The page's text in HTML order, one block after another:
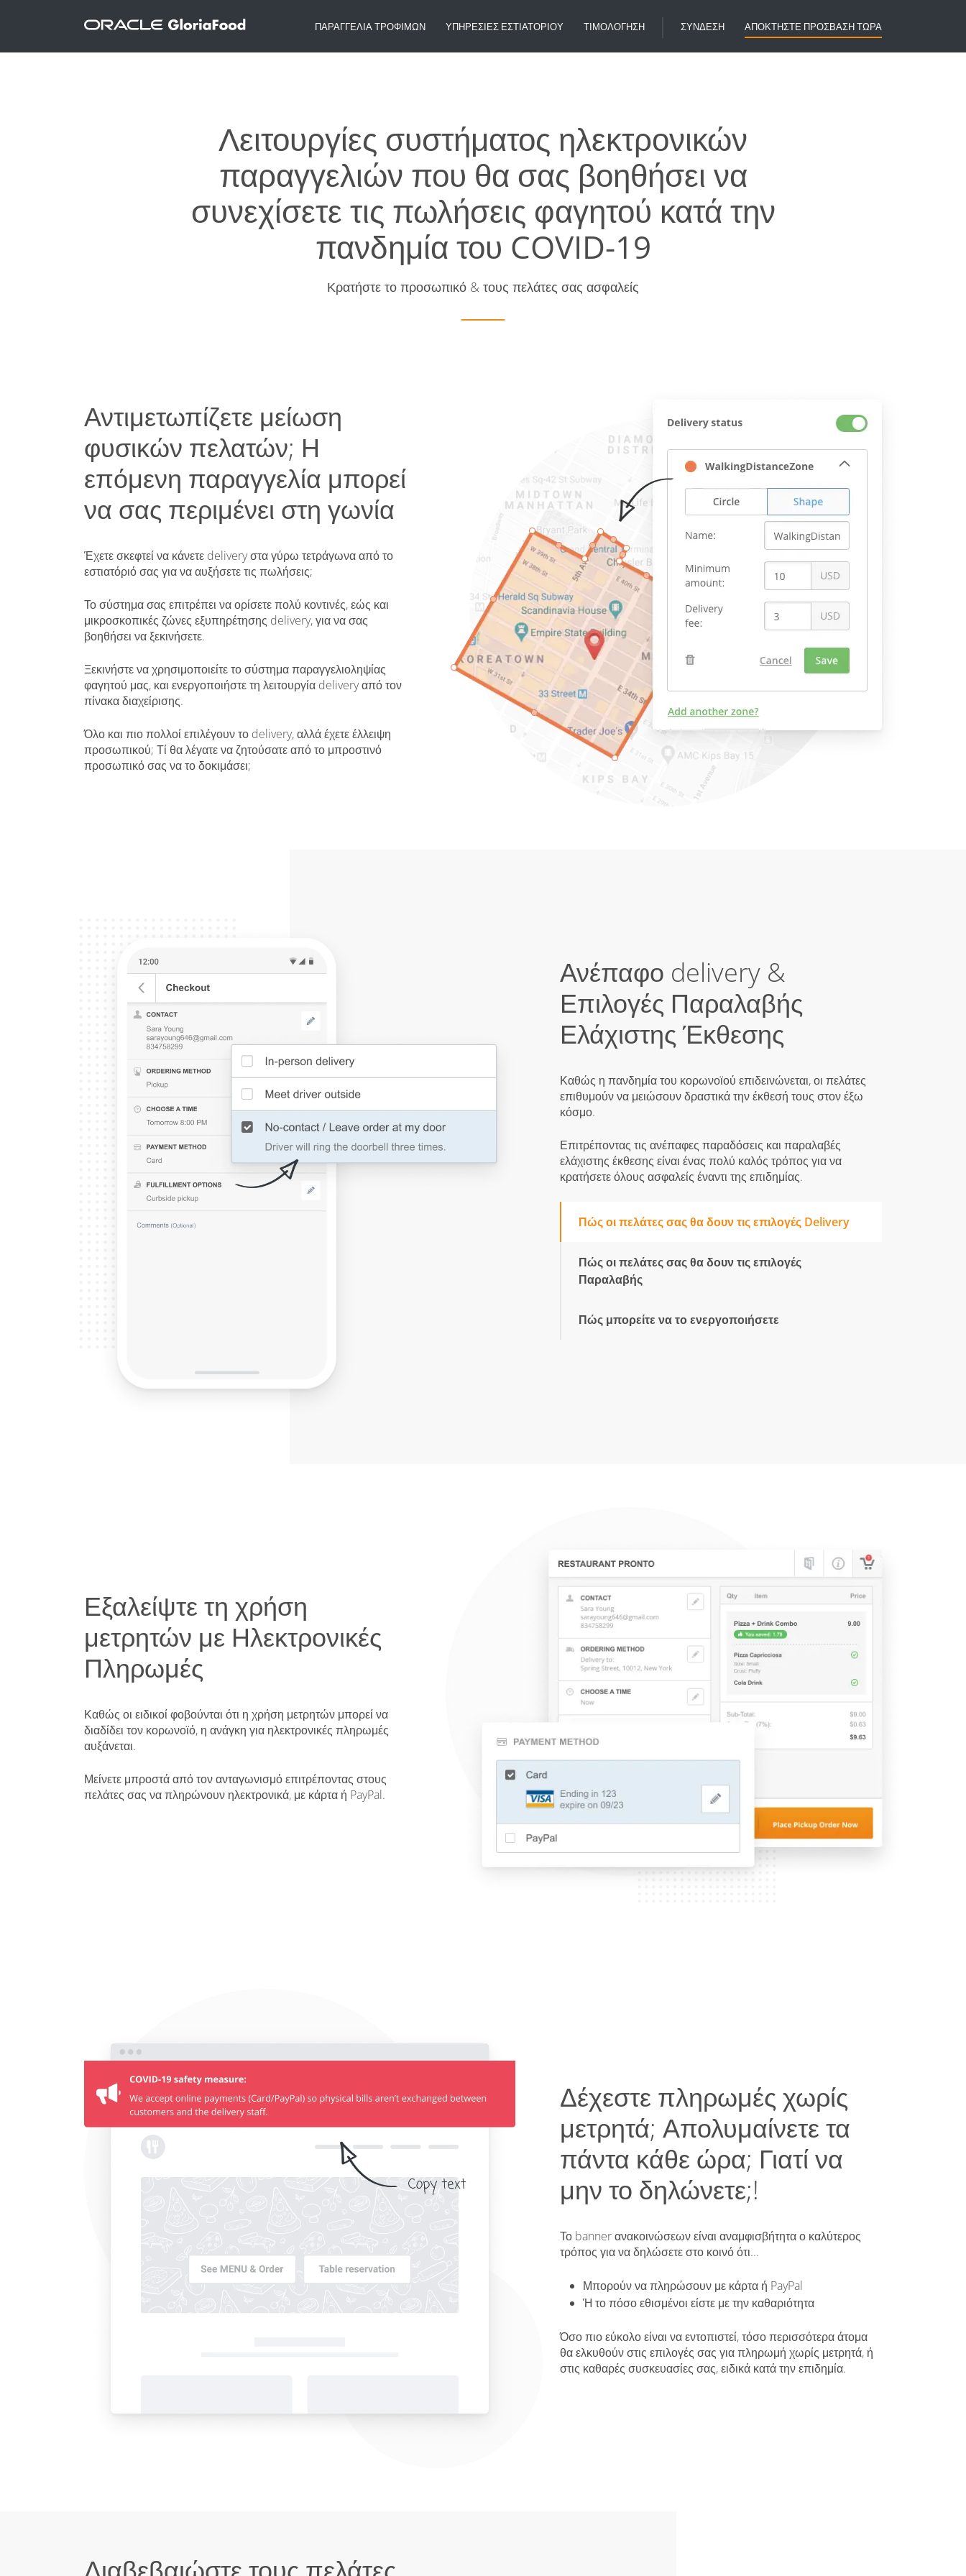
ΠΑΡΑΓΓΕΛΊΑ ΤΡΟΦΊΜΩΝ ΥΠΗΡΕΣΊΕΣ ΕΣΤΙΑΤΟΡΊΟΥ ΤΙΜΟΛΌΓΗΣΗ ΣΎΝΔΕΣΗ ΑΠΟΚΤΉΣΤΕ ΠΡΌΣΒΑΣΗ ΤΏΡΑ
Λειτουργίες συστήματος ηλεκτρονικών
παραγγελιών που θα σας βοηθήσει να
συνεχίσετε τις πωλήσεις φαγητού κατά την
πανδημία του COVID-19
Κρατήστε το προσωπικό & τους πελάτες σας ασφαλείς
Αντιμετωπίζετε μείωση
φυσικών πελατών; Η
επόμενη παραγγελία μπορεί
να σας περιμένει στη γωνία
Έχετε σκεφτεί να κάνετε delivery στα γύρω τετράγωνα από το
εστιατόριό σας για να αυξήσετε τις πωλήσεις;
Το σύστημα σας επιτρέπει να ορίσετε πολύ κοντινές, εώς και
μικροσκοπικές ζώνες εξυπηρέτησης delivery, για να σας
βοηθήσει να ξεκινήσετε.
Ξεκινήστε να χρησιμοποιείτε το σύστημα παραγγελιοληψίας
φαγητού μας, και ενεργοποιήστε τη λειτουργία delivery από τον
πίνακα διαχείρισης.
Όλο και πιο πολλοί επιλέγουν το delivery, αλλά έχετε έλλειψη
προσωπικού; Τί θα λέγατε να ζητούσατε από το μπροστινό
προσωπικό σας να το δοκιμάσει;
Ανέπαφο delivery &
Επιλογές Παραλαβής
Ελάχιστης Έκθεσης
Καθώς η πανδημία του κορωνοϊού επιδεινώνεται, οι πελάτες
επιθυμούν να μειώσουν δραστικά την έκθεσή τους στον έξω
κόσμο.
Επιτρέποντας τις ανέπαφες παραδόσεις και παραλαβές
ελάχιστης έκθεσης είναι ένας πολύ καλός τρόπος για να
κρατήσετε όλους ασφαλείς έναντι της επιδημίας.
Πώς οι πελάτες σας θα δουν τις επιλογές Delivery
Πώς οι πελάτες σας θα δουν τις επιλογές
Παραλαβής
Πώς μπορείτε να το ενεργοποιήσετε
Εξαλείψτε τη χρήση
μετρητών με Ηλεκτρονικές
Πληρωμές
Καθώς οι ειδικοί φοβούνται ότι η χρήση μετρητών μπορεί να
διαδίδει τον κορωνοϊό, η ανάγκη για ηλεκτρονικές πληρωμές
αυξάνεται.
Μείνετε μπροστά από τον ανταγωνισμό επιτρέποντας στους
πελάτες σας να πληρώνουν ηλεκτρονικά, με κάρτα ή PayPal.
Δέχεστε πληρωμές χωρίς
μετρητά; Απολυμαίνετε τα
πάντα κάθε ώρα; Γιατί να
μην το δηλώνετε;!
Το banner ανακοινώσεων είναι αναμφισβήτητα ο καλύτερος
τρόπος για να δηλώσετε στο κοινό ότι...
Μπορούν να πληρώσουν με κάρτα ή PayPal
Ή το πόσο εθισμένοι είστε με την καθαριότητα
Όσο πιο εύκολο είναι να εντοπιστεί, τόσο περισσότερα άτομα
θα ελκυθούν στις επιλογές σας για πληρωμή χωρίς μετρητά, ή
στις καθαρές συσκευασίες σας, ειδικά κατά την επιδημία.